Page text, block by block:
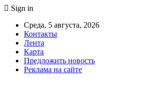
Sign in
Среда, 5 августа, 2026
Контакты
Лента
Карта
Предложить новость
Реклама на сайте